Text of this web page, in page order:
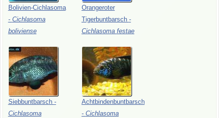
Bolivien-Cichlasoma
- Cichlasoma
boliviense
Orangeroter
Tigerbuntbarsch -
Cichlasoma festae
Siebbuntbarsch -
Cichlasoma
Achtbindenbuntbarsch
- Cichlasoma